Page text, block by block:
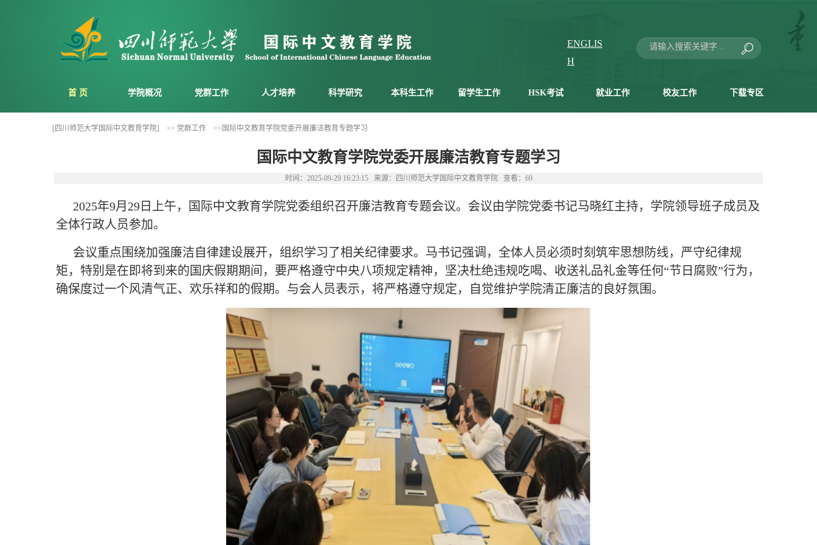
首 页 学院概况 党群工作 人才培养 科学研究 本科生工作 留学生工作 HSK考试 就业工作 校友工作 下载专区
ENGLIS
H
[四川师范大学国际中文教育学院] >> 党群工作 >>国际中文教育学院党委开展廉洁教育专题学习
国际中文教育学院党委开展廉洁教育专题学习
时间：2025-09-29 16:23:15 来源：四川师范大学国际中文教育学院 查看： 69
2025年9月29日上午，国际中文教育学院党委组织召开廉洁教育专题会议。会议由学院党委书记马晓红主持，学院领导班子成员及
全体行政人员参加。
会议重点围绕加强廉洁自律建设展开，组织学习了相关纪律要求。马书记强调，全体人员必须时刻筑牢思想防线，严守纪律规
矩，特别是在即将到来的国庆假期期间，要严格遵守中央八项规定精神，坚决杜绝违规吃喝、收送礼品礼金等任何“节日腐败”行为，
确保度过一个风清气正、欢乐祥和的假期。与会人员表示，将严格遵守规定，自觉维护学院清正廉洁的良好氛围。